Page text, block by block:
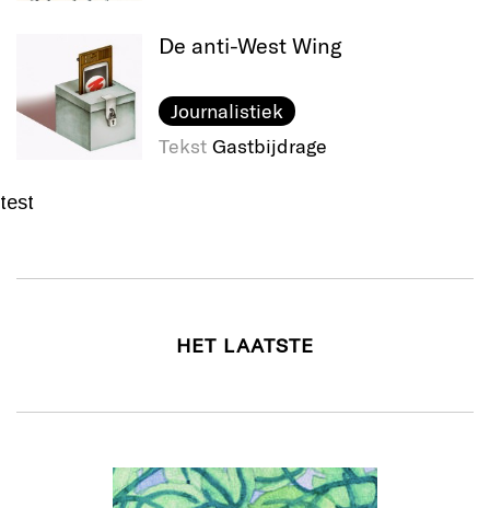
De anti-West Wing
Journalistiek
Tekst Gastbijdrage
test
HET LAATSTE